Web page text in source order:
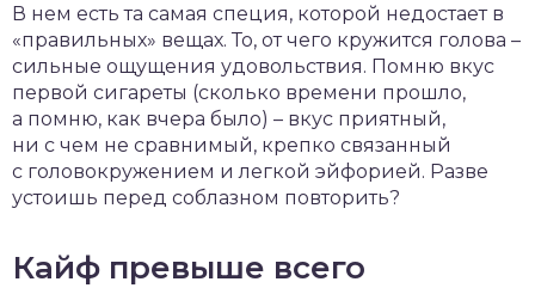
В нем есть та самая специя, которой недостает в
«правильных» вещах. То, от чего кружится голова –
сильные ощущения удовольствия. Помню вкус
первой сигареты (сколько времени прошло,
а помню, как вчера было) – вкус приятный,
ни с чем не сравнимый, крепко связанный
с головокружением и легкой эйфорией. Разве
устоишь перед соблазном повторить?
Кайф превыше всего